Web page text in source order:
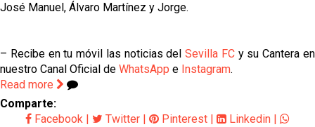
José Manuel, Álvaro Martínez y Jorge.
– Recibe en tu móvil las noticias delSevilla FCy su Cantera en
nuestro Canal Oficial de WhatsApp e Instagram.
Read more
Comparte:
Facebook
Twitter Pinterest Linkedin